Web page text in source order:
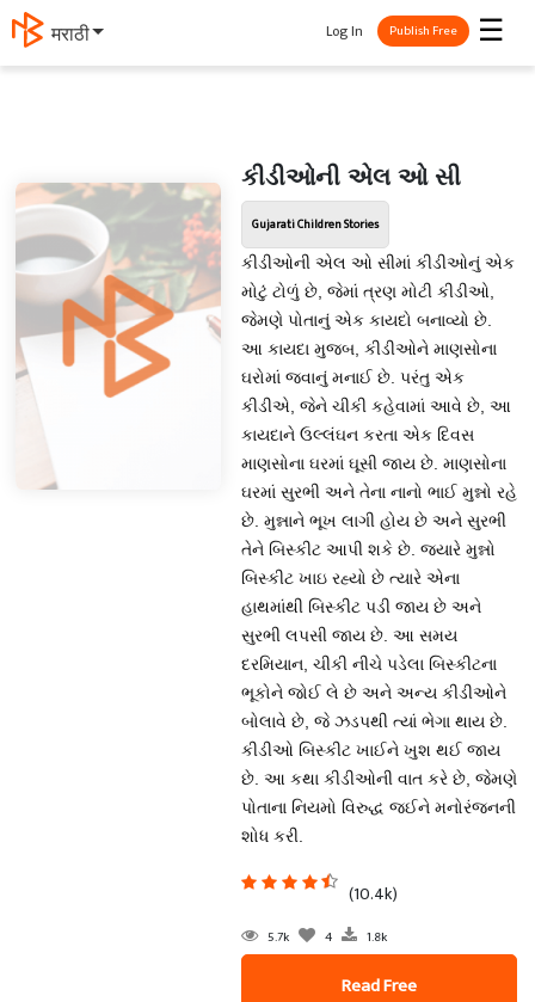
मराठी ☰
Log In Publish Free
કીડીઓની એલ ઓ સી
Gujarati Children Stories
કીડીઓની એલ ઓ સીમાં કીડીઓનું એક
મોટું ટોળું છે, જેમાં ત્રણ મોટી કીડીઓ,
જેમણે પોતાનું એક કાયદો બનાવ્યો છે.
આ કાયદા મુજબ, કીડીઓને માણસોના
ઘરોમાં જવાનું મનાઈ છે. પરંતુ એક
કીડીએ, જેને ચીકી કહેવામાં આવે છે, આ
કાયદાને ઉલ્લંઘન કરતા એક દિવસ
માણસોના ઘરમાં ઘૂસી જાય છે. માણસોના
ઘરમાં સુરભી અને તેના નાનો ભાઈ મુન્નો રહે
છે. મુન્નાને ભૂખ લાગી હોય છે અને સુરભી
તેને બિસ્કીટ આપી શકે છે. જ્યારે મુન્નો
બિસ્કીટ ખાઇ રહ્યો છે ત્યારે એના
હાથમાંથી બિસ્કીટ પડી જાય છે અને
સુરભી લપસી જાય છે. આ સમય
દરમિયાન, ચીકી નીચે પડેલા બિસ્કીટના
ભૂકોને જોઈ લે છે અને અન્ય કીડીઓને
બોલાવે છે, જે ઝડપથી ત્યાં ભેગા થાય છે.
કીડીઓ બિસ્કીટ ખાઈને ખુશ થઈ જાય
છે. આ કથા કીડીઓની વાત કરે છે, જેમણે
પોતાના નિયમો વિરુદ્ધ જઈને મનોરંજનની
શોધ કરી.
(10.4k)
5.7k 4 1.8k
Read Free